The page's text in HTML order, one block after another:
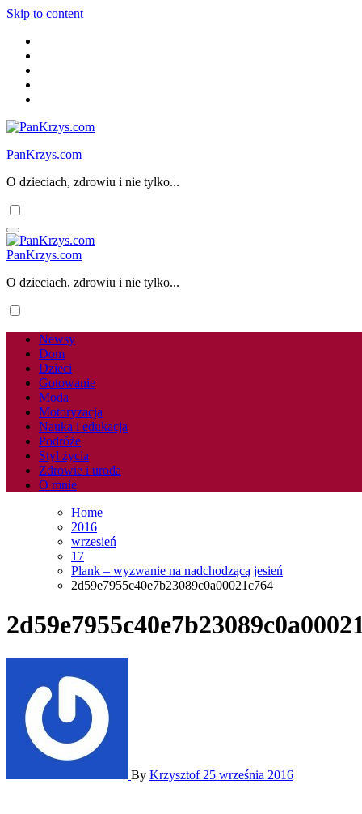
Skip to content
PanKrzys.com
O dzieciach, zdrowiu i nie tylko...
PanKrzys.com
O dzieciach, zdrowiu i nie tylko...
Newsy
Dom
Dzieci
Gotowanie
Moda
Motoryzacja
Nauka i edukacja
Podróże
Styl życia
Zdrowie i uroda
O mnie
Home
2016
wrzesień
17
Plank – wyzwanie na nadchodzącą jesień
2d59e7955c40e7b23089c0a00021c764
By Krzysztof 25 września 2016